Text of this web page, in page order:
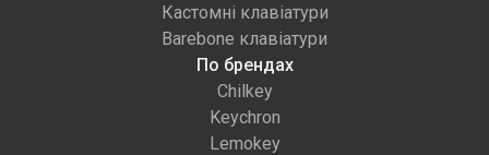
Кастомні клавіатури
Barebone клавіатури
По брендах
Chilkey
Keychron
Lemokey